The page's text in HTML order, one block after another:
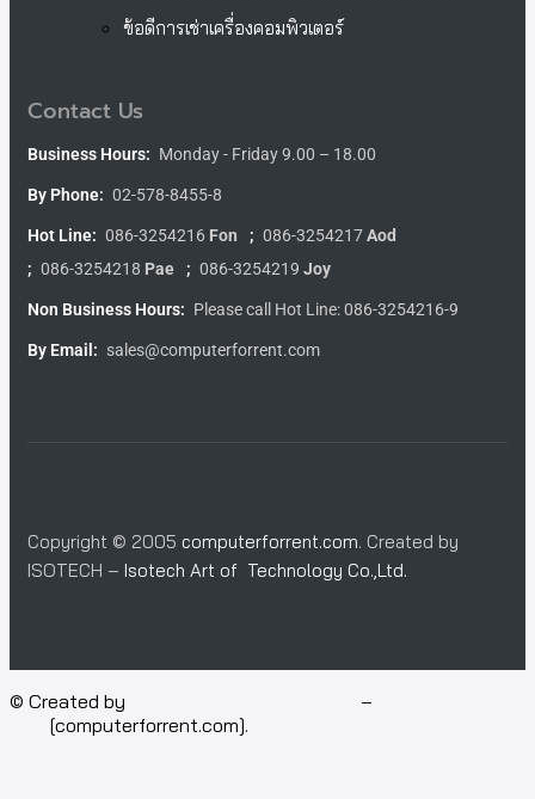
ข้อดีการเช่าเครื่องคอมพิวเตอร์
Contact Us
Business Hours: Monday - Friday 9.00 – 18.00
By Phone: 02-578-8455-8
Hot Line: 086-3254216 Fon ; 086-3254217Aod
; 086-3254218 Pae ; 086-3254219 Joy
Non Business Hours: Please call Hot Line: 086-3254216-9
By Email: sales@computerforrent.com
Copyright © 2005 computerforrent.com. Created by
ISOTECH – Isotech Art of Technology Co.,Ltd.
© Created by –
[computerforrent.com].